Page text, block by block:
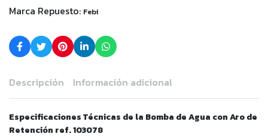
Marca Repuesto: Febi
Descripción Información adicional
Especificaciones Técnicas de la Bomba de Agua con Aro de
Retención ref. 103078